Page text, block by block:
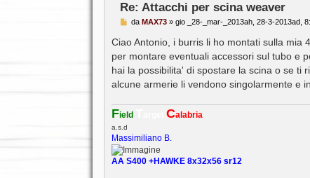
Re: Attacchi per scina weaver
M
s
a
g
g
i
da MAX73» gio _28-_mar-_2013ah, 28-3-2013ad,
Ciao Antonio, i burris li ho montati sulla mia
per montare eventuali accessori sul tubo e
hai la possibilita' di spostare la scina o se ti
alcune armerie li vendono singolarmente e
Field Calabria
a.s.d
Massimiliano B.
AA S400 +HAWKE 8x32x56 sr12